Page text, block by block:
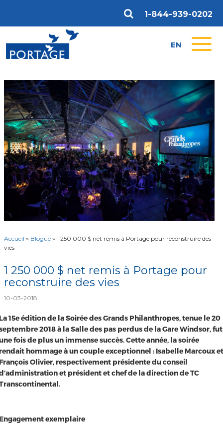
1-844-939-0202
EN
Accueil » Blogue» 1 250 000 $ net remis à Portage pour reconstruire des
vies
1 250 000 $ net remis à Portage pour
reconstruire des vies
10-03-2018
15e édition de la Soirée des Grands Philanthropes, tenue le 20
2018 à la Salle des pas perdus de la Gare Windsor, fut
fois de plus un immense succès. Cette année, la soirée
hommage à un couple exceptionnel : Isabelle Marcoux et
Olivier, respectivement présidente du conseil
et président et chef de la direction de TC
exemplaire